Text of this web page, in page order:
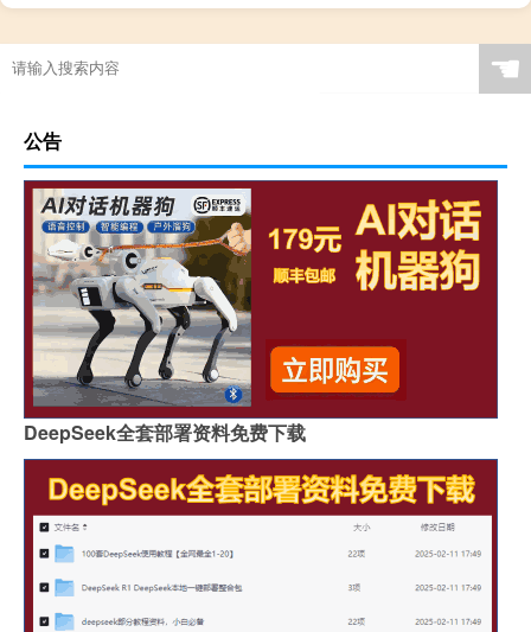
☚
公告
DeepSeek全套部署资料免费下载